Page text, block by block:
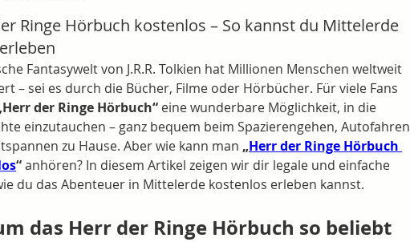
Ringe Hörbuch kostenlos – So kannst du Mittelerde
Fantasywelt von J.R.R. Tolkien hat Millionen Menschen weltweit
– sei es durch die Bücher, Filme oder Hörbücher. Für viele Fans
der Ringe Hörbuch“ eine wunderbare Möglichkeit, in die
einzutauchen – ganz bequem beim Spazierengehen, Autofahren
zu Hause. Aber wie kann man „Herr der Ringe Hörbuch
“ anhören? In diesem Artikel zeigen wir dir legale und einfache
du das Abenteuer in Mittelerde kostenlos erleben kannst.
das Herr der Ringe Hörbuch so beliebt